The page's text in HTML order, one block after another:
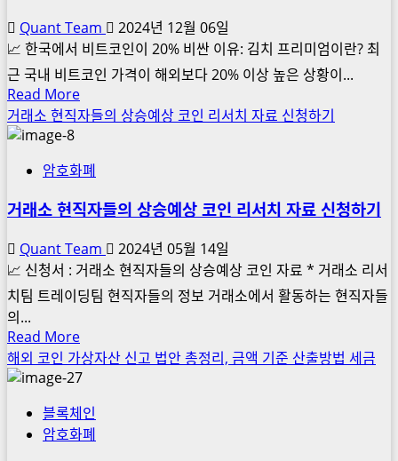
만
원
제
공
이
Quant Team
2024년 12월 06일
📈 한국에서 비트코인이 20% 비싼 이유: 김치 프리미엄이란? 최
근 국내 비트코인 가격이 해외보다 20% 이상 높은 상황이...
Read MoreRead
more
트
인
격
이
한
에
서
비
싼
거래소 현직자들의 상승예상 코인 리서치 자료 신청하기
암호화폐
거래소 현직자들의 상승예상 코인 리서치 자료 신청하기
Quant Team
2024년 05월 14일
📈 신청서 : 거래소 현직자들의 상승예상 코인 자료 * 거래소 리서
치팀 트레이딩팀 현직자들의 정보 거래소에서 활동하는 현직자들
의...
Read MoreRead
more
about
래
소
해외 코인 가상자산 신고 법안 총정리, 금액 기준 산출방법 세금
블록체인
암호화폐